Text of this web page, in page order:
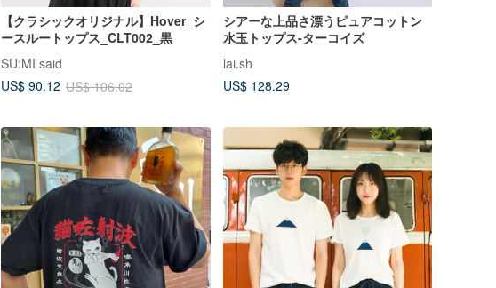
【クラシックオリジナル】Hover_シ
ースルートップス_CLT002_黒
SU:MI said
US$ 90.12 US$ 106.02
シアーな上品さ漂うピュアコットン
水玉トップス-ターコイズ
lai.sh
US$ 128.29